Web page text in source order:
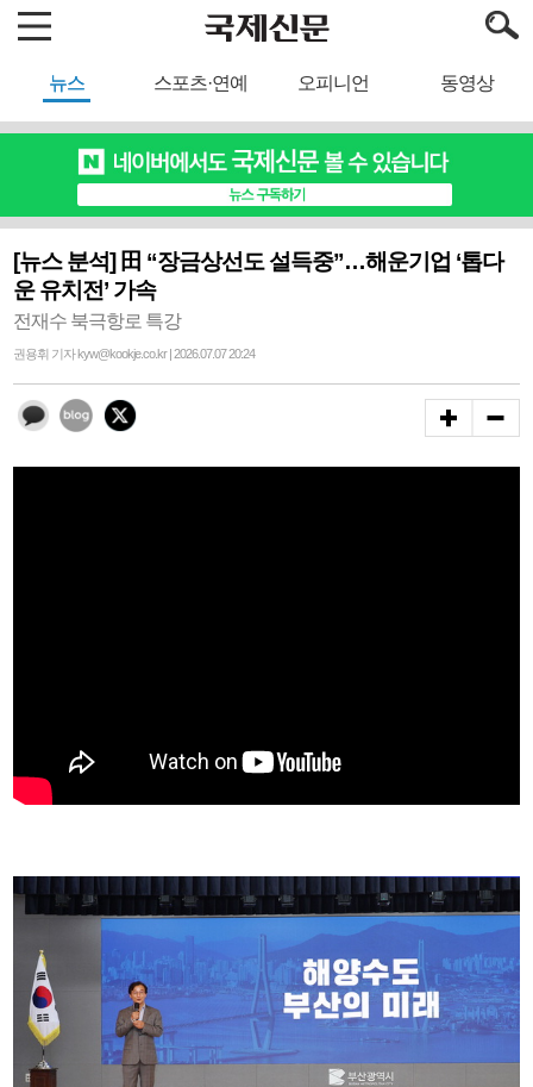
뉴스 스포츠·연예 오피니언 동영상
[뉴스 분석] 田 “장금상선도 설득중”…해운기업 ‘톱다
운 유치전’ 가속
전재수 북극항로 특강
권용휘 기자 kyw@kookje.co.kr | 2026.07.07 20:24